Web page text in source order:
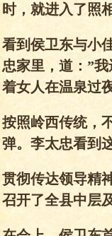
时，就进入了照
看到侯卫东与小
忠家里，道：”
着女人在温泉过
按照岭西传统，
弹。李太忠看到
贯彻传达领导精
召开了全县中层